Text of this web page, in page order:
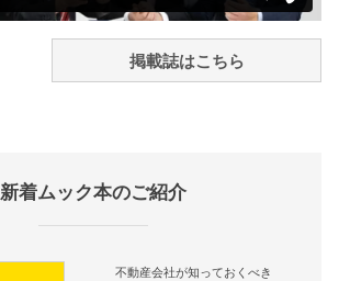
掲載誌はこちら
新着ムック本のご紹介
不動産会社が知っておくべき